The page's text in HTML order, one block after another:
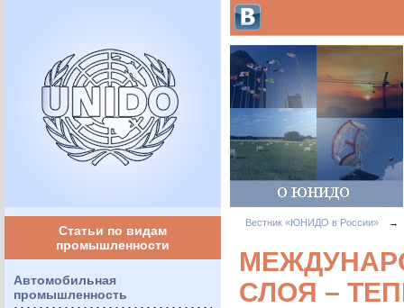
Статьи по видам
промышленности
Автомобильная
промышленность
Вестник «ЮНИДО в России» →
СЛОЯ –